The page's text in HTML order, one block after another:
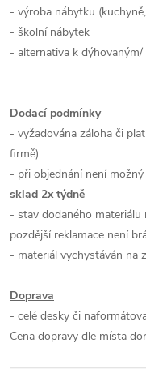
- výroba nábytku
- školní nábytek
- alternativa k
Dodací podmínky
- vyžadována záloha či
firmě)
- při objednání není
sklad 2x týdně
- stav dodaného
pozdější reklamace není
- materiál vychystáván na
Doprava
- celé desky či
Cena dopravy dle místa